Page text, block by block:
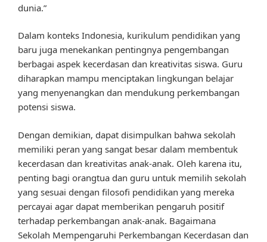
dunia.”
Dalam konteks Indonesia, kurikulum pendidikan yang
baru juga menekankan pentingnya pengembangan
berbagai aspek kecerdasan dan kreativitas siswa. Guru
diharapkan mampu menciptakan lingkungan belajar
yang menyenangkan dan mendukung perkembangan
potensi siswa.
Dengan demikian, dapat disimpulkan bahwa sekolah
memiliki peran yang sangat besar dalam membentuk
kecerdasan dan kreativitas anak-anak. Oleh karena itu,
penting bagi orangtua dan guru untuk memilih sekolah
yang sesuai dengan filosofi pendidikan yang mereka
percayai agar dapat memberikan pengaruh positif
terhadap perkembangan anak-anak. Bagaimana
Sekolah Mempengaruhi Perkembangan Kecerdasan dan